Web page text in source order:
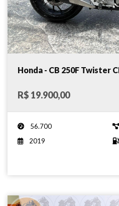
Honda - CB 250F Twister
R$ 19.900,00
56.700
2019